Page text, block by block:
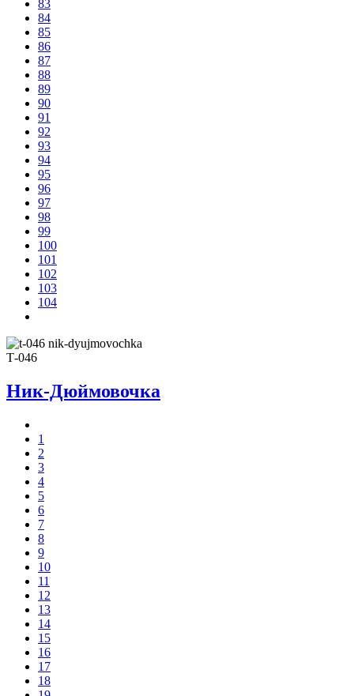
83
84
85
86
87
88
89
90
91
92
93
94
95
96
97
98
99
100
101
102
103
104
Т-046
Ник-Дюймовочка
1
2
3
4
5
6
7
8
9
10
11
12
13
14
15
16
17
18